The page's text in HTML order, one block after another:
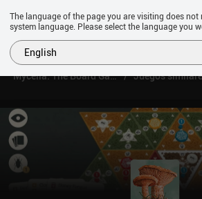
Mycelia: The Board Game Juegos
The language of the page you are visiting does not
system language. Please select the language you
English